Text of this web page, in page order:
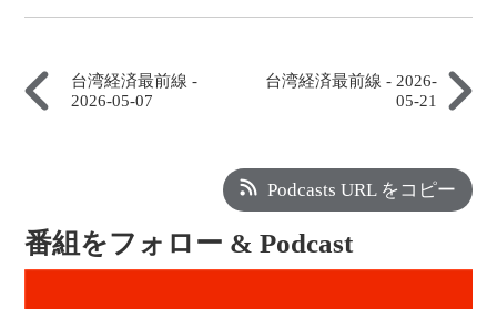
台湾経済最前線 -
2026-05-07
台湾経済最前線 - 2026-
05-21
Podcasts URL をコピー
番組をフォロー & Podcast